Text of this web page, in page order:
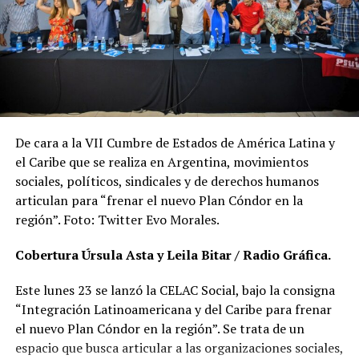
De cara a la VII Cumbre de Estados de América Latina y
el Caribe que se realiza en Argentina, movimientos
sociales, políticos, sindicales y de derechos humanos
articulan para “frenar el nuevo Plan Cóndor en la
región”. Foto: Twitter Evo Morales.
Cobertura Úrsula Asta y Leila Bitar / Radio Gráfica.
Este lunes 23 se lanzó la CELAC Social, bajo la consigna
“Integración Latinoamericana y del Caribe para frenar
el nuevo Plan Cóndor en la región”. Se trata de un
espacio que busca articular a las organizaciones sociales,